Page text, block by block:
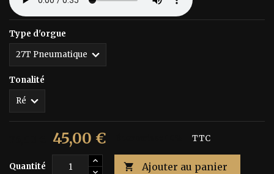
Type d'orgue
Tonalité
45,00 € TTC
Quantité  Ajouter au panier